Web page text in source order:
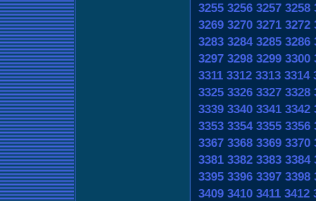
3255 3256 3257 3258
3269 3270 3271 3272
3283 3284 3285 3286
3297 3298 3299 3300
3311 3312 3313 3314
3325 3326 3327 3328
3339 3340 3341 3342
3353 3354 3355 3356
3367 3368 3369 3370
3381 3382 3383 3384
3395 3396 3397 3398
3409 3410 3411 3412